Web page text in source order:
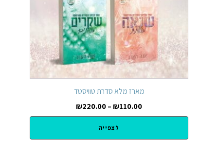
מארז מלא סדרת טוויסטד
₪110.00
–
₪220.00
לצפייה